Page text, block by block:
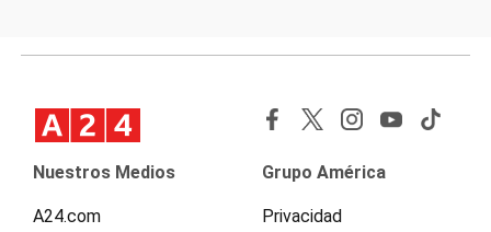
Nuestros Medios
A24.com
Grupo América
Privacidad